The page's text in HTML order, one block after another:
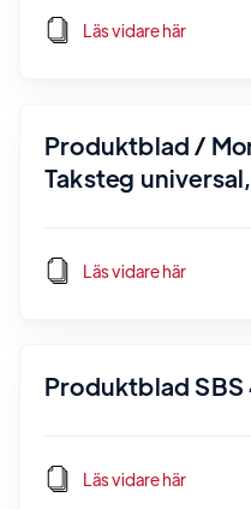
Läs vidare här
Produktblad /
Taksteg
Läs vidare här
Produktblad SBS
Läs vidare här